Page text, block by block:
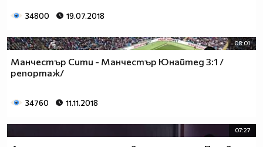
34800 19.07.2018
08:01
Манчестър Сити - Манчестър Юнайтед 3:1 /
репортаж/
34760 11.11.2018
07:27